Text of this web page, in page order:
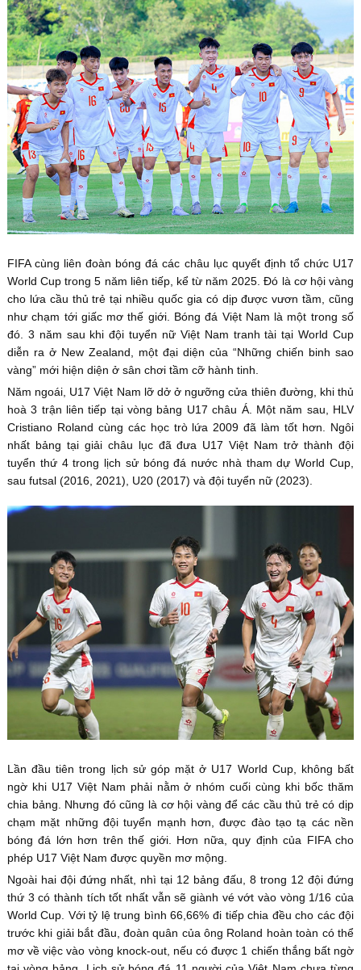
FIFA cùng liên đoàn bóng đá các châu lục quyết định tổ chức U17
World Cup trong 5 năm liên tiếp, kể từ năm 2025. Đó là cơ hội vàng
cho lứa cầu thủ trẻ tại nhiều quốc gia có dịp được vươn tầm, cũng
như chạm tới giấc mơ thế giới. Bóng đá Việt Nam là một trong số
đó. 3 năm sau khi đội tuyển nữ Việt Nam tranh tài tại World Cup
diễn ra ở New Zealand, một đại diện của “Những chiến binh sao
vàng” mới hiện diện ở sân chơi tầm cỡ hành tinh.
Năm ngoái, U17 Việt Nam lỡ dở ở ngưỡng cửa thiên đường, khi thủ
hoà 3 trận liên tiếp tại vòng bảng U17 châu Á. Một năm sau, HLV
Cristiano Roland cùng các học trò lứa 2009 đã làm tốt hơn. Ngôi
nhất bảng tại giải châu lục đã đưa U17 Việt Nam trở thành đội
tuyển thứ 4 trong lịch sử bóng đá nước nhà tham dự World Cup,
sau futsal (2016, 2021), U20 (2017) và đội tuyển nữ (2023).
Lần đầu tiên trong lịch sử góp mặt ở U17 World Cup, không bất
ngờ khi U17 Việt Nam phải nằm ở nhóm cuối cùng khi bốc thăm
chia bảng. Nhưng đó cũng là cơ hội vàng để các cầu thủ trẻ có dịp
chạm mặt những đội tuyển mạnh hơn, được đào tạo tạ các nền
bóng đá lớn hơn trên thế giới. Hơn nữa, quy định của FIFA cho
phép U17 Việt Nam được quyền mơ mộng.
Ngoài hai đội đứng nhất, nhì tại 12 bảng đấu, 8 trong 12 đội đứng
thứ 3 có thành tích tốt nhất vẫn sẽ giành vé vớt vào vòng 1/16 của
World Cup. Với tỷ lệ trung bình 66,66% đi tiếp chia đều cho các đội
trước khi giải bắt đầu, đoàn quân của ông Roland hoàn toàn có thể
mơ về việc vào vòng knock-out, nếu có được 1 chiến thắng bất ngờ